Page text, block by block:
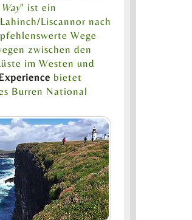
" ist ein
Liscannor nach
Wege
zwischen den
im Westen und
bietet
Burren National